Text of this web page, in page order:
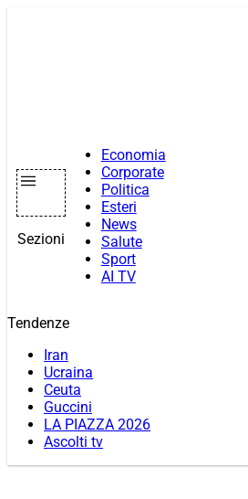
Sezioni
Economia
Corporate
Politica
Esteri
News
Salute
Sport
AI TV
Tendenze
Iran
Ucraina
Ceuta
Guccini
LA PIAZZA 2026
Ascolti tv